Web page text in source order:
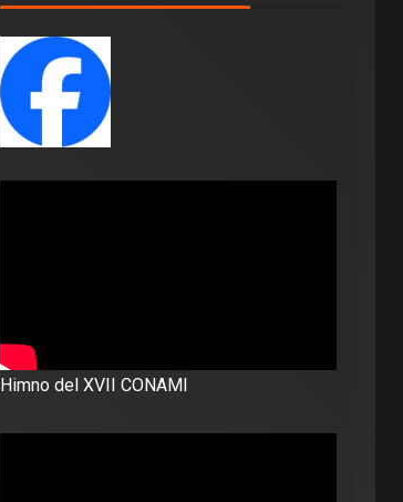
Himno del XVII CONAMI